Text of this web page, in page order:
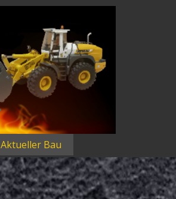
Aktueller Bau